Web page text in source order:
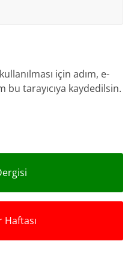
için adım, e-
tarayıcıya kaydedilsin.
Haftası